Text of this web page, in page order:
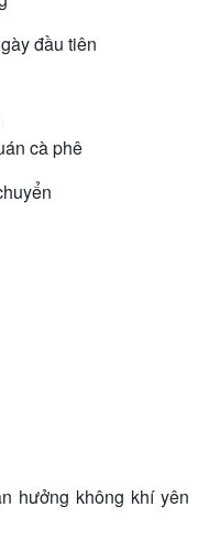
đầu tiên
cà phê
hưởng không khí yên